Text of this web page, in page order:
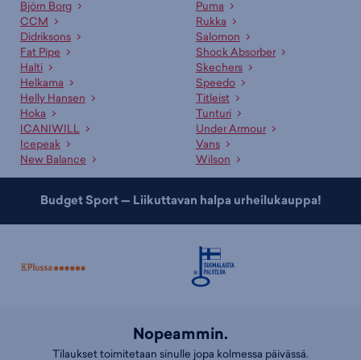
noudettavissa.
Asiakaspalvelumme ja myyjämme auttavat oikean tuotteen
valinnassa
Ammattitaitoinen asiakaspalvelumme sekä kauppojemme
asiantuntevat myyjät palvelevat sinua mielellään sopivan tuotteen ja
koon etsinnässä. Lisäksi meillä on useille tuotteille erinomaiset
valintaoppaat, jotka auttavat sopivan tuotteen valinnassa. Tutustu
myös kategorioihimme
talvitakit ja
Björn Borg
CCM
Didriksons
Fat Pipe
Halti
Helkama
Helly Hansen
Hoka
ICANIWILL
Icepeak
New Balance
Puma
Rukka
Salomon
Shock Absorber
Skechers
Speedo
Titleist
Tunturi
Under Armour
Vans
Wilson
Budget Sport — Liikuttavan halpa urheilukauppa!
Nopeammin.
Tilaukset toimitetaan sinulle jopa kolmessa päivässä.